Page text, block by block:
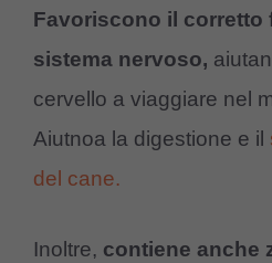
Favoriscono il corretto
sistema nervoso,
cervello a viaggiare nel
Aiutnoa la digestione e il
del cane.
Inoltre, contiene anche